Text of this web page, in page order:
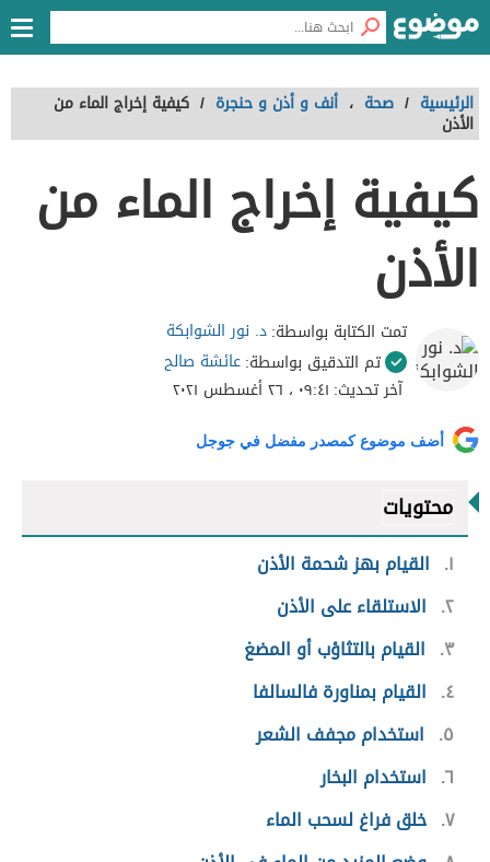
الرئيسية / صحة ، أنف و أذن و حنجرة / كيفية إخراج الماء من
الأذن
كيفية إخراج الماء من
الأذن
تمت الكتابة بواسطة:د. نور الشوابكة
تم التدقيق بواسطة:عائشة صالح
آخر تحديث: ٠٩:٤١ ، ٢٦ أغسطس ٢٠٢١
أضف موضوع كمصدر مفضل في جوجل
محتويات
١
القيام بهز شحمة الأذن
٢ الاستلقاء على الأذن
٣
القيام بالتثاؤب أو المضغ
٤
القيام بمناورة فالسالفا
٥
استخدام مجفف الشعر
٦ استخدام البخار
٧ خلق فراغ لسحب الماء